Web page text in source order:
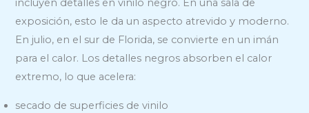
incluyen detalles en vinilo negro. En una sala de
exposición, esto le da un aspecto atrevido y moderno.
En julio, en el sur de Florida, se convierte en un imán
para el calor. Los detalles negros absorben el calor
extremo, lo que acelera:
secado de superficies de vinilo